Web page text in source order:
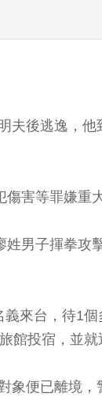
後逃逸，
害等罪嫌重
男子揮拳
來台，待1
館投宿，並就
便已離境